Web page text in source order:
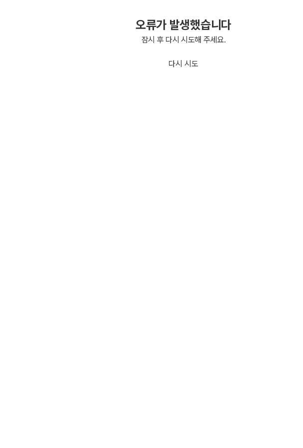
오류가 발생했습니다
잠시 후 다시 시도해 주세요.
다시 시도